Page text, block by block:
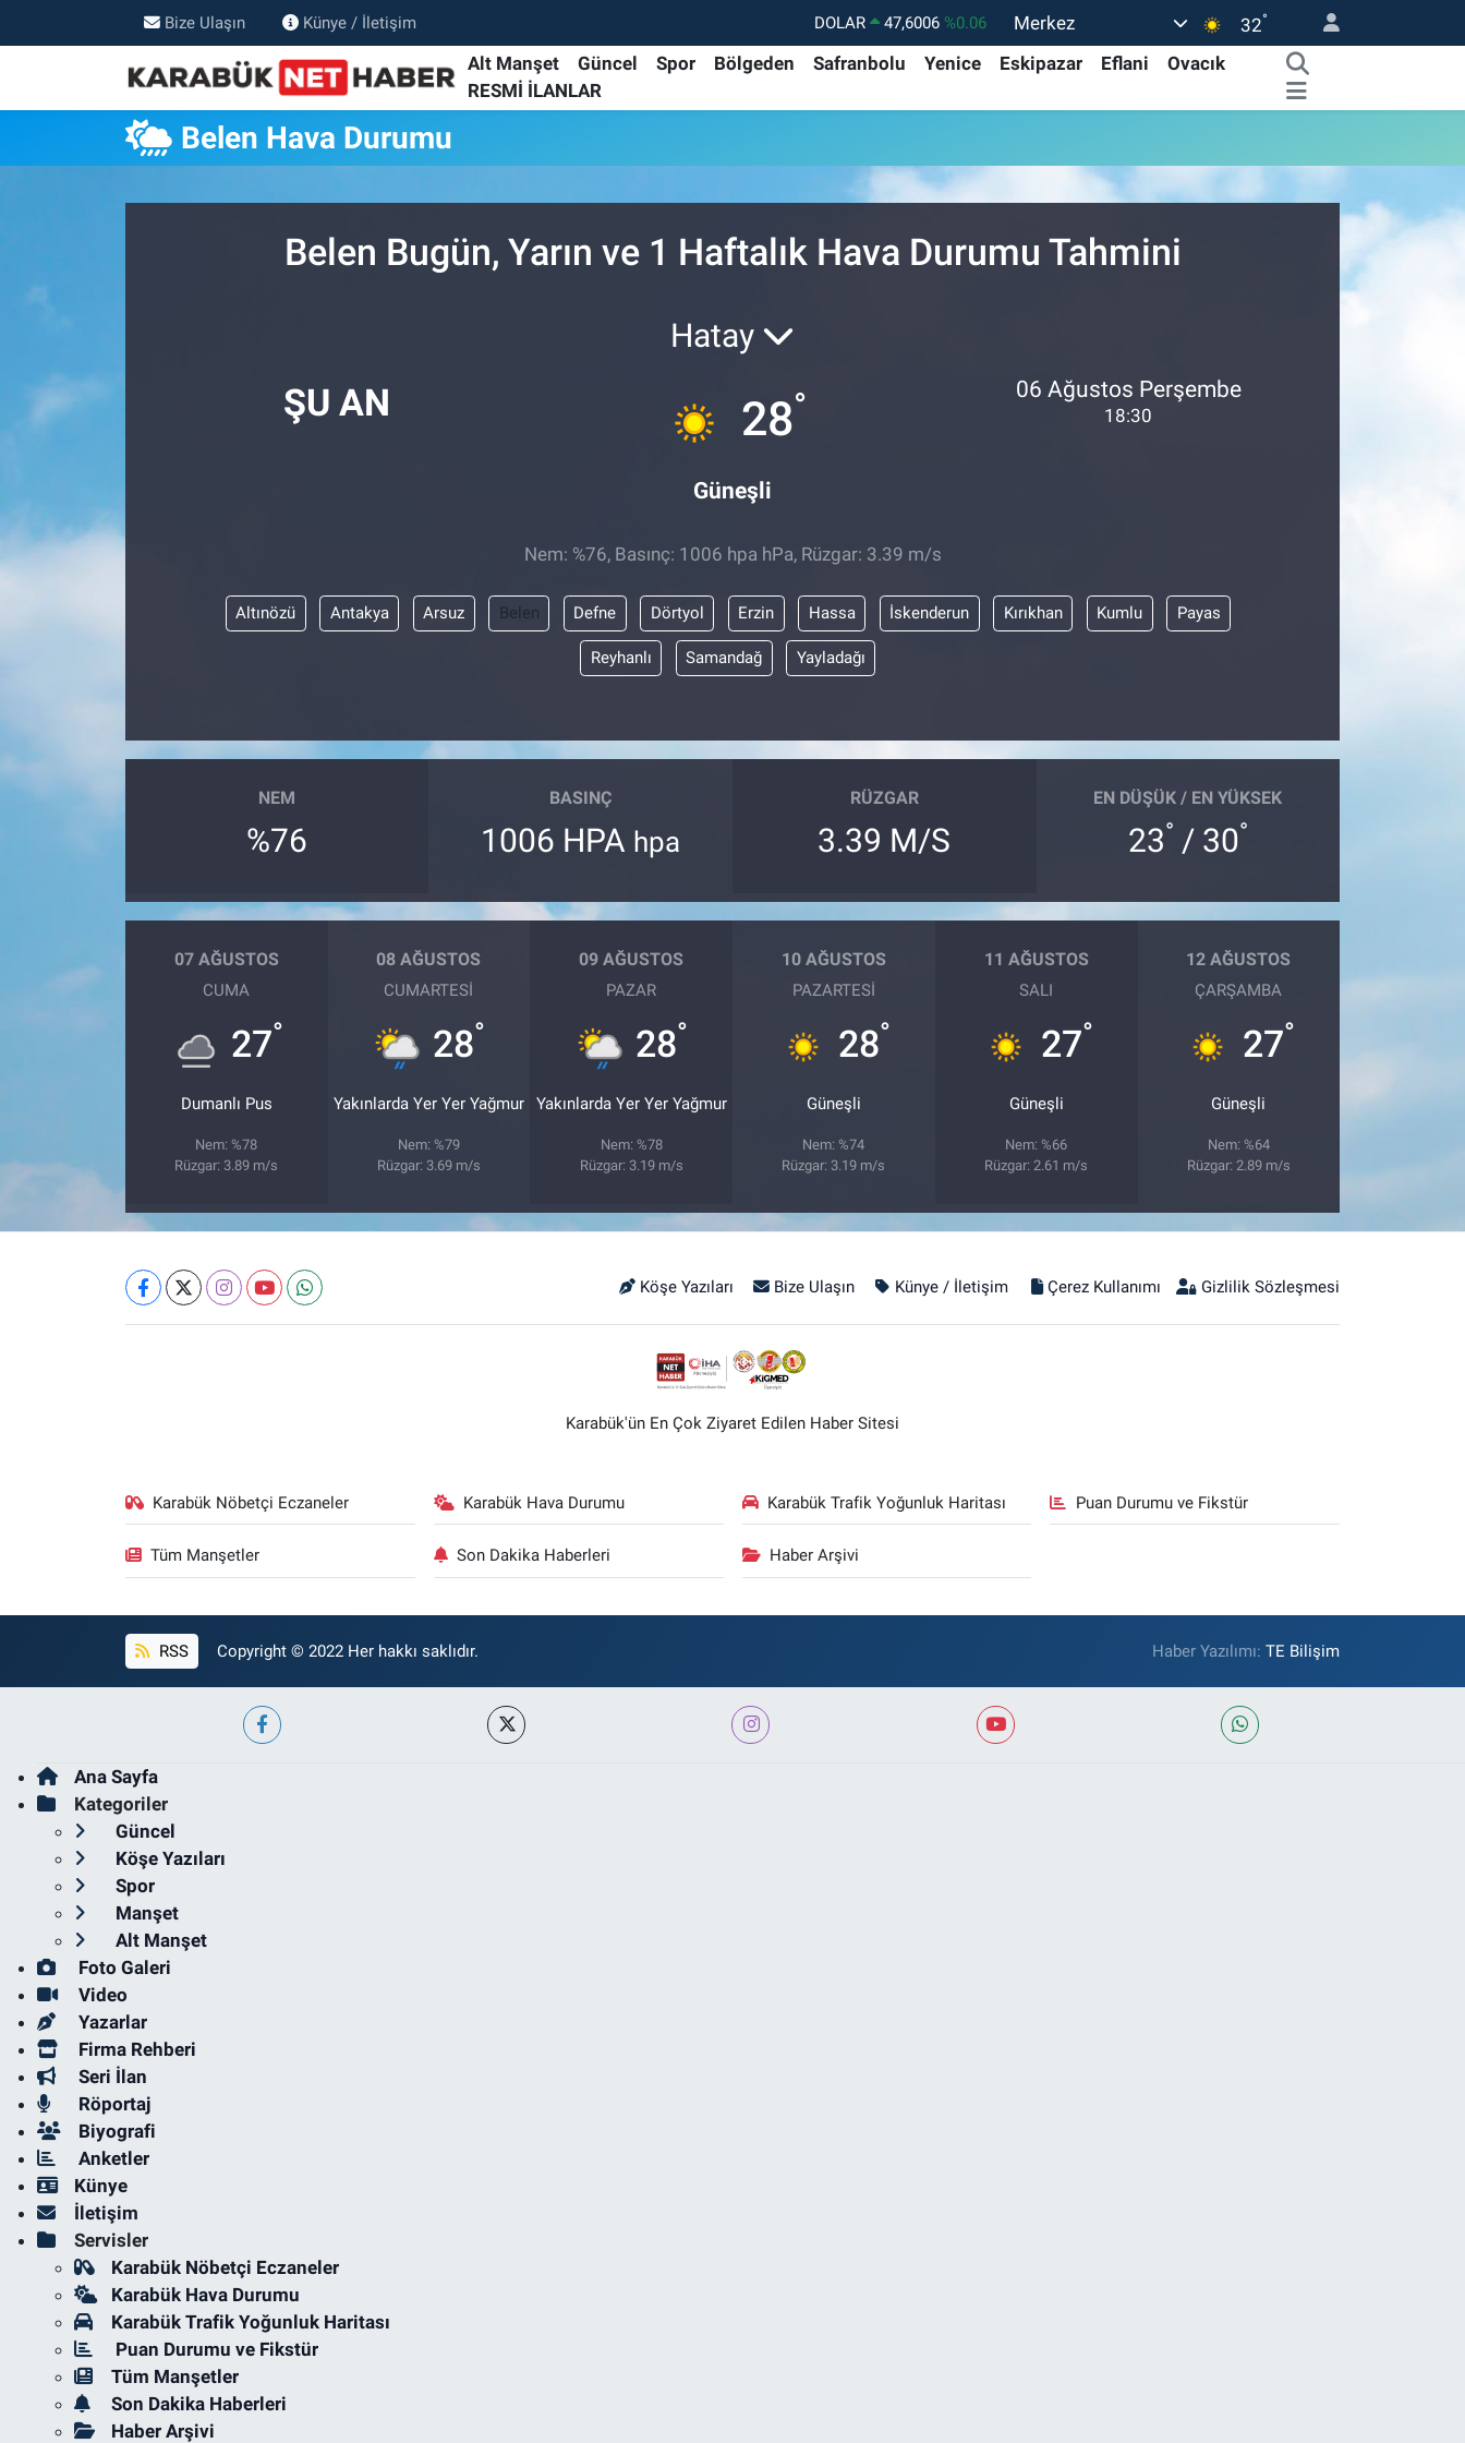
Bize Ulaşın Künye / İletişim DOLAR 47,6006 %0.06
EURO
55,0250 %0.02
BİST100
13.768 %48
Merkez 32°
Alt Manşet Güncel Spor Bölgeden Safranbolu Yenice Eskipazar Eflani
Ovacık
RESMİ İLANLAR
Belen Hava Durumu
Belen Bugün, Yarın ve 1 Haftalık Hava Durumu Tahmini
ŞU AN
Hatay
28°
Güneşli
06 Ağustos Perşembe
18:30
Nem: %76, Basınç: 1006 hpa hPa, Rüzgar: 3.39 m/s
Altınözü Antakya Arsuz Belen Defne Dörtyol Erzin Hassa İskenderun Kırıkhan Kumlu Payas
Reyhanlı Samandağ Yayladağı
NEM
%76
BASINÇ
1006 HPA hpa
RÜZGAR
3.39 M/S
EN DÜŞÜK / EN YÜKSEK
23° / 30°
07 AĞUSTOS
CUMA
27°
Dumanlı Pus
Nem: %78
Rüzgar: 3.89 m/s
08 AĞUSTOS
CUMARTESI
28°
Yakınlarda Yer Yer Yağmur
Nem: %79
Rüzgar: 3.69 m/s
09 AĞUSTOS
PAZAR
28°
Yakınlarda Yer Yer Yağmur
Nem: %78
Rüzgar: 3.19 m/s
10 AĞUSTOS
PAZARTESI
28°
Güneşli
Nem: %74
Rüzgar: 3.19 m/s
11 AĞUSTOS
SALI
27°
Güneşli
Nem: %66
Rüzgar: 2.61 m/s
12 AĞUSTOS
ÇARŞAMBA
27°
Güneşli
Nem: %64
Rüzgar: 2.89 m/s
Köşe Yazıları Bize Ulaşın Künye / İletişim Çerez Kullanımı Gizlilik Sözleşmesi
Karabük'ün En Çok Ziyaret Edilen Haber Sitesi
Karabük Nöbetçi Eczaneler Karabük Hava Durumu Karabük Trafik Yoğunluk Haritası Puan Durumu ve Fikstür
Tüm Manşetler Son Dakika Haberleri Haber Arşivi
RSS Copyright © 2022 Her hakkı saklıdır. Haber Yazılımı:TE Bilişim
Ana Sayfa
Kategoriler
Güncel
Köşe Yazıları
Spor
Manşet
Alt Manşet
Foto Galeri
Video
Yazarlar
Firma Rehberi
Seri İlan
Röportaj
Biyografi
Anketler
Künye
İletişim
Servisler
Karabük Nöbetçi Eczaneler
Karabük Hava Durumu
Karabük Trafik Yoğunluk Haritası
Puan Durumu ve Fikstür
Tüm Manşetler
Son Dakika Haberleri
Haber Arşivi